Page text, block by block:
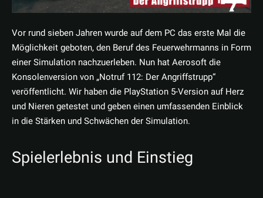
Vor rund sieben Jahren wurde auf dem PC das erste Mal die
Möglichkeit geboten, den Beruf des Feuerwehrmanns in Form
einer Simulation nachzuerleben. Nun hat Aerosoft die
Konsolenversion von „Notruf 112: Der Angriffstrupp“
veröffentlicht. Wir haben die PlayStation 5-Version auf Herz
und Nieren getestet und geben einen umfassenden Einblick
in die Stärken und Schwächen der Simulation.
Spielerlebnis und Einstieg